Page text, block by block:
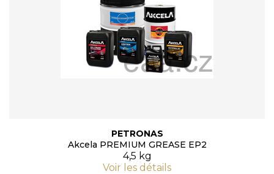
PETRONAS
Akcela PREMIUM GREASE EP2
4,5 kg
Voir les détails